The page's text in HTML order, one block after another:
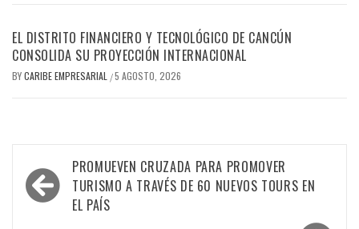
EL DISTRITO FINANCIERO Y TECNOLÓGICO DE CANCÚN
CONSOLIDA SU PROYECCIÓN INTERNACIONAL
BYCARIBE EMPRESARIAL /5 AGOSTO, 2026
Navegación
de
entradas
PROMUEVEN CRUZADA PARA PROMOVER
TURISMO A TRAVÉS DE 60 NUEVOS TOURS EN
EL PAÍS